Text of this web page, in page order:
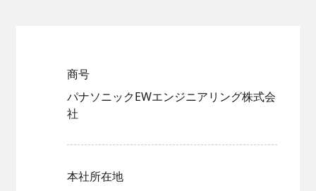
商号
パナソニックEWエンジニアリング株式会
社
本社所在地
ニュース協力会社の皆様へ
技術教育センター